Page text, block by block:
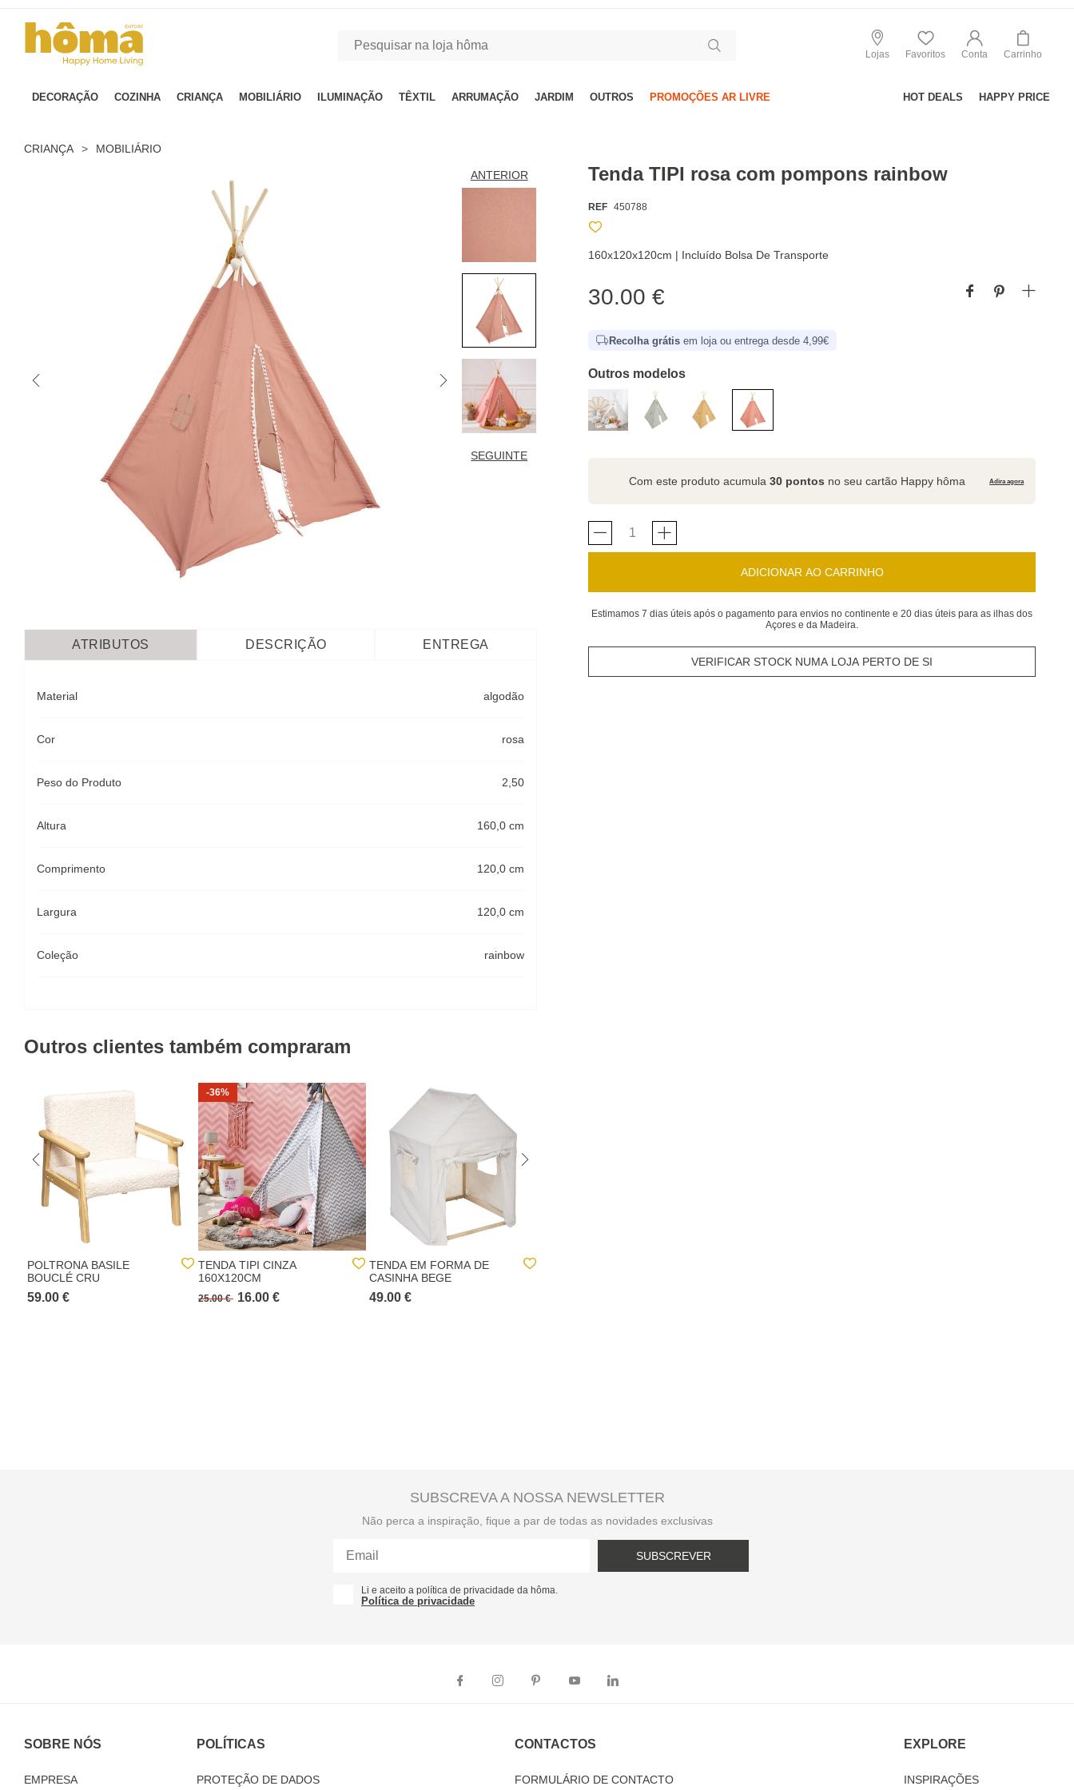
Lojas Favoritos Conta Carrinho
DECORAÇÃO COZINHA CRIANÇA MOBILIÁRIO ILUMINAÇÃO TÊXTIL ARRUMAÇÃO JARDIM OUTROS PROMOÇÕES AR LIVRE HOT DEALS HAPPY PRICE
CRIANÇA > MOBILIÁRIO
ANTERIOR
SEGUINTE
Tenda TIPI rosa com pompons rainbow
REF 450788
160x120x120cm | Incluído Bolsa De Transporte
30.00 €
Recolha grátis em loja ou entrega desde 4,99€
Outros modelos
Com este produto acumula30 pontos no seu cartão Happy hôma Adira agora
ADICIONAR AO CARRINHO
Estimamos 7 dias úteis após o pagamento para envios no continente e 20 dias úteis para as ilhas dos
Açores e da Madeira.
VERIFICAR STOCK NUMA LOJA PERTO DE SI
ATRIBUTOS DESCRIÇÃO ENTREGA
Material algodão
Cor rosa
Peso do Produto 2,50
Altura 160,0 cm
Comprimento 120,0 cm
Largura 120,0 cm
Coleção rainbow
Outros clientes também compraram
POLTRONA BASILE
BOUCLÉ CRU
59.00 €
-36%
TENDA TIPI CINZA
160X120CM
25.00 € 16.00 €
TENDA EM FORMA DE
CASINHA BEGE
49.00 €
SUBSCREVA A NOSSA NEWSLETTER
Não perca a inspiração, fique a par de todas as novidades exclusivas
SUBSCREVER
Li e aceito a política de privacidade da hôma.
Política de privacidade
SOBRE NÓS
EMPRESA
POLÍTICAS
PROTEÇÃO DE DADOS
CONTACTOS
FORMULÁRIO DE CONTACTO
EXPLORE
INSPIRAÇÕES